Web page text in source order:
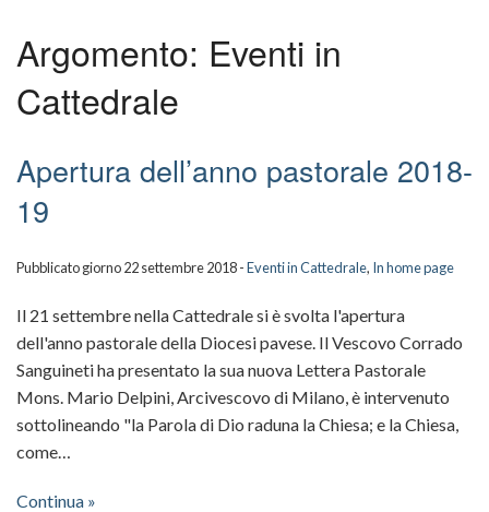
Storia della Cattedrale
Scuola della Cattedrale
Altari
Pulpito
Video
Gli
eventi
Info
Fabbriceria della Cattedrale
Sostieni il Duomo
Argomento: Eventi in
Cattedrale
Apertura dell’anno pastorale 2018-
19
Pubblicato giorno 22 settembre 2018 -Eventi in Cattedrale, In home page
Il 21 settembre nella Cattedrale si è svolta l'apertura
dell'anno pastorale della Diocesi pavese. Il Vescovo Corrado
Sanguineti ha presentato la sua nuova Lettera Pastorale
Mons. Mario Delpini, Arcivescovo di Milano, è intervenuto
sottolineando "la Parola di Dio raduna la Chiesa; e la Chiesa,
come…
Continua »